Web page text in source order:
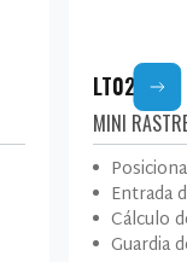
LT02G
MINI
Entrada
Cálculo
Guardia